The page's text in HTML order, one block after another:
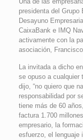
presidenta del
Desayuno
CaixaBank e IMQ
activamente con la
asociación,
La invitada a dicho
se opuso a cualquier
dijo, “no quiero que
responsabilidad por
tiene más de 60
factura 1.700
empresario, la
esfuerzo, el lenguaje